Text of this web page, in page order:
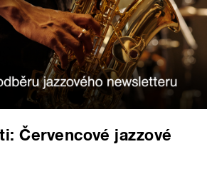
Červencové jazzové